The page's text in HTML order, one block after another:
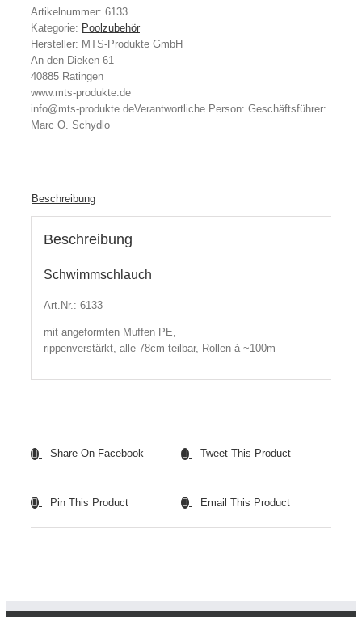
Artikelnummer: 6133
Kategorie: Poolzubehör
Hersteller: MTS-Produkte GmbH
An den Dieken 61
40885 Ratingen
www.mts-produkte.de
info@mts-produkte.deVerantwortliche Person: Geschäftsführer:
Marc O. Schydlo
Beschreibung
Beschreibung
Schwimmschlauch
Art.Nr.: 6133
mit angeformten Muffen PE,
rippenverstärkt, alle 78cm teilbar, Rollen á ~100m
Share On Facebook Tweet This Product
Pin This Product Email This Product